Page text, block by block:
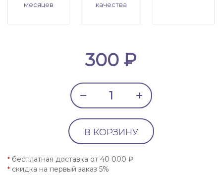
месяцев
качества
300 ₽
В КОРЗИНУ
* бесплатная доставка от 40 000 ₽
* скидка на первый заказ 5%